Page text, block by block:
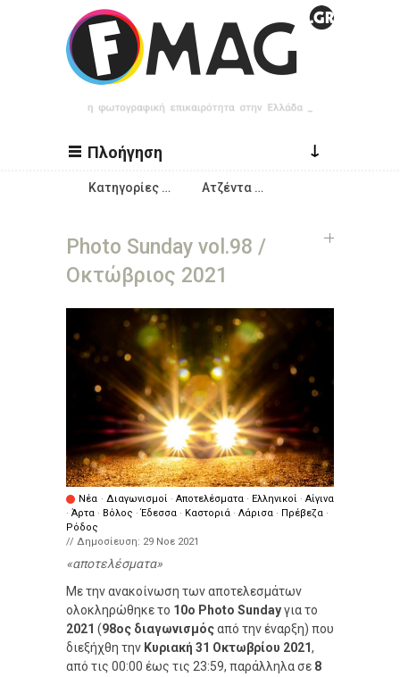
Παράκαμψη προς το κυρίως περιεχόμενο
Πλοήγηση ↓
Κατηγορίες … Ατζέντα …
Photo Sunday vol.98 /
Οκτώβριος 2021
Νέα · Διαγωνισμοί · Αποτελέσματα · Ελληνικοί · Αίγινα
· Άρτα · Βόλος ·Έδεσσα · Καστοριά · Λάρισα · Πρέβεζα ·
Ρόδος
// Δημοσίευση: 29 Νοε 2021
αποτελέσματα
Με την ανακοίνωση των αποτελεσμάτων
ολοκληρώθηκε το 10ο Photo Sundayγια το
2021 (98ος διαγωνισμόςαπό την έναρξη) που
διεξήχθη την Κυριακή 31 Οκτωβρίου 2021,
από τις 00:00 έως τις 23:59, παράλληλα σε 8